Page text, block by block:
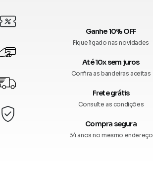
Ganhe 10% OFF
Fique ligado nas novidades
Até 10x sem juros
Confira as bandeiras aceitas
Frete grátis
Consulte as condições
Compra segura
34 anos no mesmo endereço